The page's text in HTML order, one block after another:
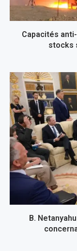
Capacités
stocks
B.